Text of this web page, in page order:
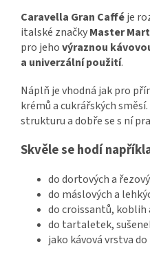
Caravella Gran Cafféje
italské značkyMaster
pro jehovýraznou
a univerzální použití.
Náplň je vhodná jak pro
krémů a cukrářských
strukturu a dobře se s ní
Skvěle se hodí
do dortových a
do máslových a
do croissantů, koblih
do tartaletek,
jako kávová vrstva